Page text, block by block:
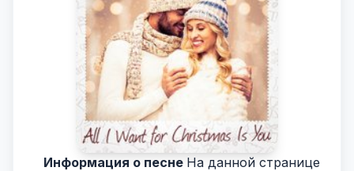
Информация о песне На данной странице